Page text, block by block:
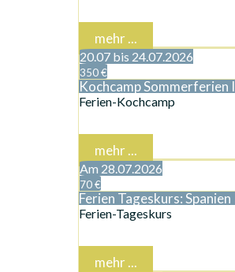
mehr ...
20.07 bis 24.07.2026
350 €
Kochcamp Sommerferien I
Ferien-Kochcamp
mehr ...
Am 28.07.2026
70 €
Ferien Tageskurs: Spanien
Ferien-Tageskurs
mehr ...